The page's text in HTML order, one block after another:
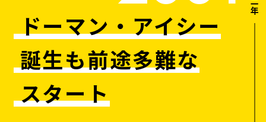
ドーマン・アイシー
誕生も前途多難な
スタート